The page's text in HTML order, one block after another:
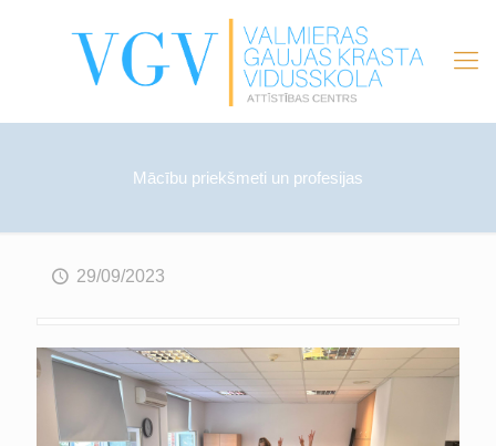
Mācību priekšmeti un profesijas
29/09/2023